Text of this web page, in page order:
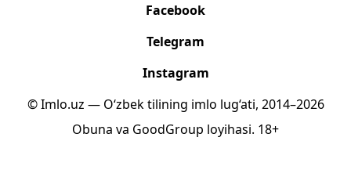
Facebook
Telegram
Instagram
© Imlo.uz — O‘zbek tilining imlo lug‘ati, 2014–2026
Obuna va GoodGroup loyihasi. 18+